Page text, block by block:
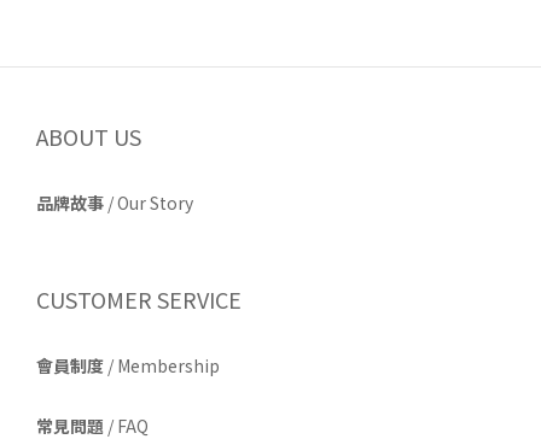
ABOUT US
品牌故事 /Our Story
CUSTOMER SERVICE
會員制度 / Membership
常見問題 / FAQ